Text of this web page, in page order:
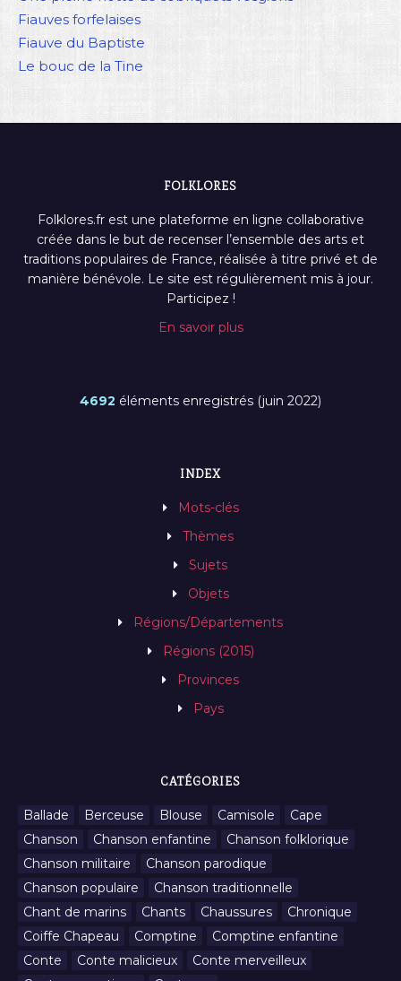
Fiauves forfelaises
Fiauve du Baptiste
Le bouc de la Tine
FOLKLORES
Folklores.fr est une plateforme en ligne collaborative
créée dans le but de recenser l’ensemble des arts et
traditions populaires de France, réalisée à titre privé et de
manière bénévole. Le site est régulièrement mis à jour.
Participez !
En savoir plus
4692 éléments enregistrés (juin 2022)
INDEX
Mots-clés
Thèmes
Sujets
Objets
Régions/Départements
Régions (2015)
Provinces
Pays
CATÉGORIES
Ballade Berceuse Blouse Camisole
Cape
Chanson
Chanson enfantine
Chanson folklorique
Chanson militaire
Chanson parodique
Chanson populaire
Chanson traditionnelle
Chant de marins
Chants Chaussures
Chronique
Coiffe Chapeau
Comptine
Comptine enfantine
Conte
Conte malicieux
Conte merveilleux